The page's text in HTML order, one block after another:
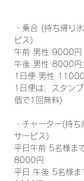
・乗合 (持ち帰り
ビス)
午前 男性 9000
午後 男性 8000
1日便 男性
1日便は、スタン
個で1回無料)
・チャーター(持
サービス)
平日午前 5名様ま
8000円
平日 午後 5名様